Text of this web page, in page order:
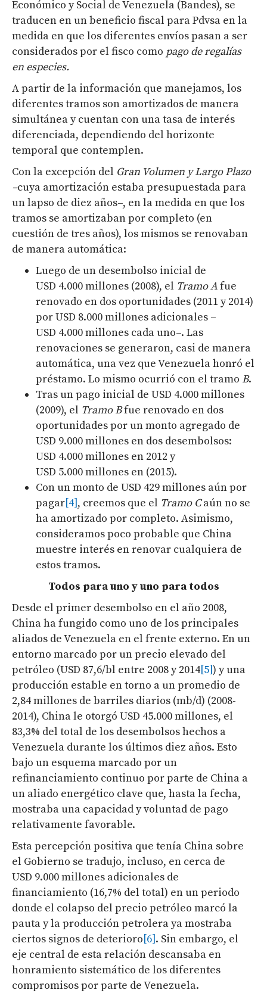
Económico y Social de Venezuela (Bandes), se
traducen en un beneficio fiscal para Pdvsa en la
medida en que los diferentes envíos pasan a ser
considerados por el fisco como pago de regalías
en especies.
A partir de la información que manejamos, los
diferentes tramos son amortizados de manera
simultánea y cuentan con una tasa de interés
diferenciada, dependiendo del horizonte
temporal que contemplen.
Con la excepción del Gran Volumen y Largo Plazo
–cuya amortización estaba presupuestada para
un lapso de diez años–, en la medida en que los
tramos se amortizaban por completo (en
cuestión de tres años), los mismos se renovaban
de manera automática:
Luego de un desembolso inicial de
USD 4.000 millones (2008), el Tramo Afue
renovado en dos oportunidades (2011 y 2014)
por USD 8.000 millones adicionales –
USD 4.000 millones cada uno–. Las
renovaciones se generaron, casi de manera
automática, una vez que Venezuela honró el
préstamo. Lo mismo ocurrió con el tramo B.
Tras un pago inicial de USD 4.000 millones
(2009), el Tramo Bfue renovado en dos
oportunidades por un monto agregado de
USD 9.000 millones en dos desembolsos:
USD 4.000 millones en 2012 y
USD 5.000 millones en (2015).
Con un monto de USD 429 millones aún por
pagar[4], creemos que el Tramo Caún no se
ha amortizado por completo. Asimismo,
consideramos poco probable que China
muestre interés en renovar cualquiera de
estos tramos.
Todos para uno y uno para todos
Desde el primer desembolso en el año 2008,
China ha fungido como uno de los principales
aliados de Venezuela en el frente externo. En un
entorno marcado por un precio elevado del
petróleo (USD 87,6/bl entre 2008 y 2014[5]) y una
producción estable en torno a un promedio de
2,84 millones de barriles diarios (mb/d) (2008-
2014), China le otorgó USD 45.000 millones, el
83,3% del total de los desembolsos hechos a
Venezuela durante los últimos diez años. Esto
bajo un esquema marcado por un
refinanciamiento continuo por parte de China a
un aliado energético clave que, hasta la fecha,
mostraba una capacidad y voluntad de pago
relativamente favorable.
Esta percepción positiva que tenía China sobre
el Gobierno se tradujo, incluso, en cerca de
USD 9.000 millones adicionales de
financiamiento (16,7% del total) en un periodo
donde el colapso del precio petróleo marcó la
pauta y la producción petrolera ya mostraba
ciertos signos de deterioro[6]. Sin embargo, el
eje central de esta relación descansaba en
honramiento sistemático de los diferentes
compromisos por parte de Venezuela.